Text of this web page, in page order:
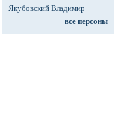
Якубовский Владимир
все персоны